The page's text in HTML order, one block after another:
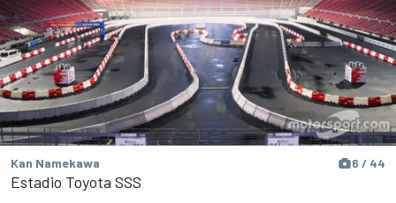
Kan Namekawa 6 / 44
Estadio Toyota SSS